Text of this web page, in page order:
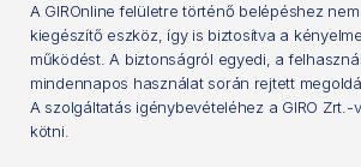
A GIROnline felületre történő belépéshez
kiegészítő eszköz, így is biztosítva a
működést. A biztonságról egyedi, a
mindennapos használat során rejtett
A szolgáltatás igénybevételéhez a GIRO Zrt.-
kötni.